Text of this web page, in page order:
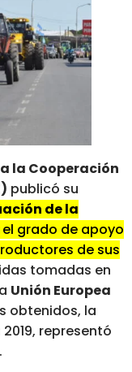
la Cooperación
publicó su
de la
grado de apoyo
de sus
tomadas en
Unión Europea
obtenidos, la
representó